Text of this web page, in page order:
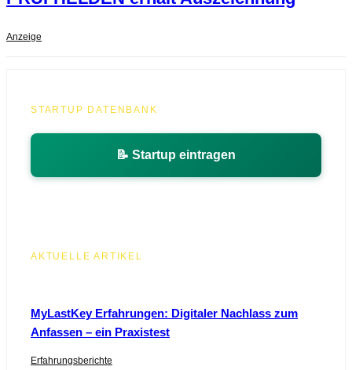
Anzeige
STARTUP DATENBANK
📝 Startup eintragen
AKTUELLE ARTIKEL
MyLastKey Erfahrungen: Digitaler Nachlass zum
Anfassen – ein Praxistest
Erfahrungsberichte